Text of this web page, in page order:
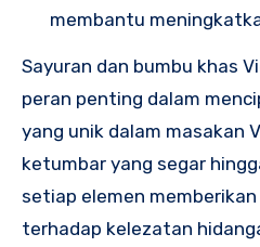
membantu
Sayuran dan bumbu khas
peran penting dalam
yang unik dalam masakan
ketumbar yang segar
setiap elemen
terhadap kelezatan